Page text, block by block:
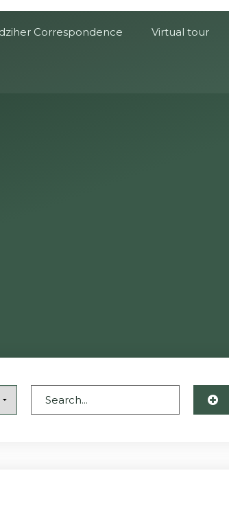
Correspondence Virtual tour